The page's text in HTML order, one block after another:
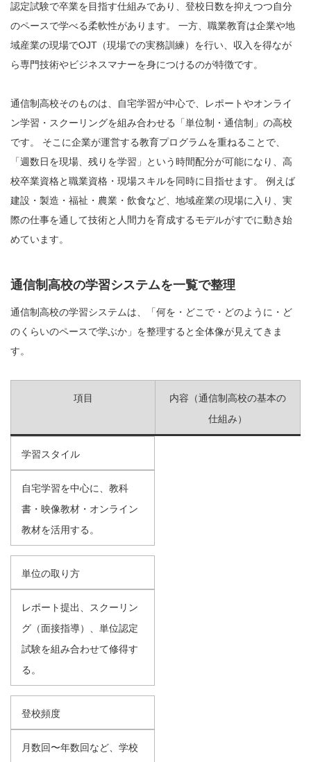
認定試験で卒業を目指す仕組みであり、登校日数を抑えつつ自分
のペースで学べる柔軟性があります。 一方、職業教育は企業や地
域産業の現場でOJT（現場での実務訓練）を行い、収入を得なが
ら専門技術やビジネスマナーを身につけるのが特徴です。
通信制高校そのものは、自宅学習が中心で、レポートやオンライ
ン学習・スクーリングを組み合わせる「単位制・通信制」の高校
です。 そこに企業が運営する教育プログラムを重ねることで、
「週数日を現場、残りを学習」という時間配分が可能になり、高
校卒業資格と職業資格・現場スキルを同時に目指せます。 例えば
建設・製造・福祉・農業・飲食など、地域産業の現場に入り、実
際の仕事を通して技術と人間力を育成するモデルがすでに動き始
めています。
通信制高校の学習システムを一覧で整理
通信制高校の学習システムは、「何を・どこで・どのように・ど
のくらいのペースで学ぶか」を整理すると全体像が見えてきま
す。
項目
内容（通信制高校の基本の
仕組み）
学習スタイル
自宅学習を中心に、教科
書・映像教材・オンライン
教材を活用する。
単位の取り方
レポート提出、スクーリン
グ（面接指導）、単位認定
試験を組み合わせて修得す
る。
登校頻度
月数回〜年数回など、学校